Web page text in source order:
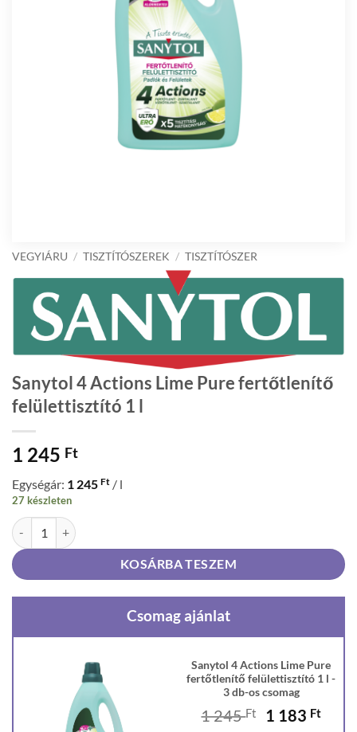
VEGYIÁRU / TISZTÍTÓSZEREK / TISZTÍTÓSZER
Sanytol 4 Actions Lime Pure fertőtlenítő
felülettisztító 1 l
1 245 Ft
Egységár: 1 245 Ft / l
27 készleten
Sanytol 4 Actions Lime Pure fertőtlenítő felülettisztító 1 l mennyiség
KOSÁRBA TESZEM
Csomag ajánlat
Sanytol 4 Actions Lime Pure
fertőtlenítő felülettisztító 1 l -
3 db-os csomag
1 245Ft
Original
1 183 Ft